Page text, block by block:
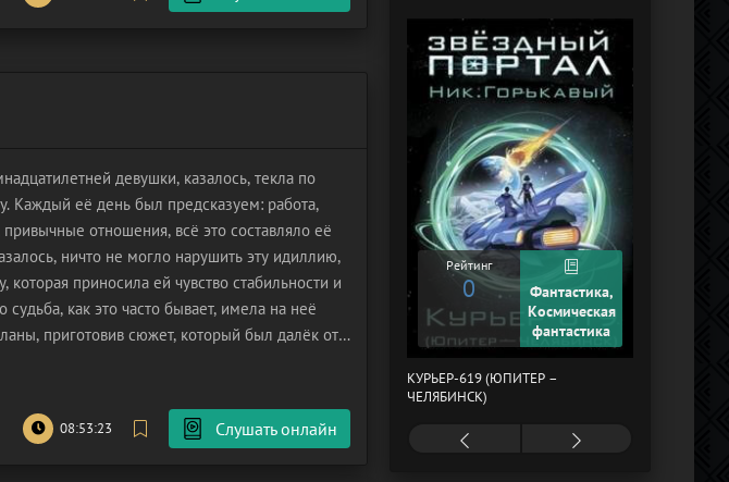
девушки, казалось, текла по
Каждый её день был предсказуем: работа,
привычные отношения, всё это составляло её
ничто не могло нарушить эту идиллию,
которая приносила ей чувство стабильности и
судьба, как это часто бывает, имела на неё
приготовив сюжет, который был далёк от
08:53:23 Слушать онлайн
Рейтинг
0
Фантастика,
Космическая
фантастика
КУРЬЕР-619 (ЮПИТЕР –
ЧЕЛЯБИНСК)